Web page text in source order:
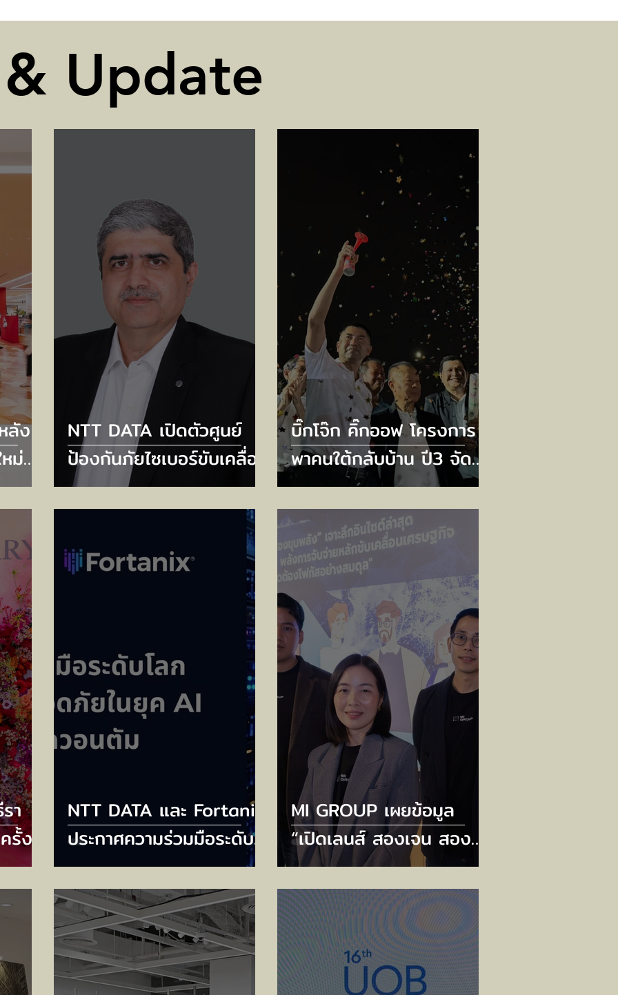
Update
ลัง
ม่
ที่
NTT DATA เปิดตัวศูนย์
ป้องกันภัยไซเบอร์ขับเคลื่อน
ด้วย AI ใหม่ 6 แห่ง ยก
ระดับความปลอดภัยไซเบอร์
รับมือภัยคุกคามยุค AI
บิ๊กโจ๊ก คิ๊กออฟ โครงการ
พาคนใต้กลับบ้าน ปี3 จัด
เที่ยวบินและบัสวีไอพี
รองรับเกือบ 700 ชีวิต
เปิดลงทะเบียน 20
พฤศจิกายนนี้
า
รั้ง
NTT DATA และ Fortanix
ประกาศความร่วมมือระดับ
โลก เพื่อเสริมความ
ปลอดภัยในยุค AI และหลัง
ยุควควอนตัม
MI GROUP เผยข้อมูล
“เปิดเลนส์ สองเจน สองขุม
พลัง” เจาะลึก Gen Z และ
Gen Horizon – พลังการ
จับจ่ายหลักขับเคลื่อน
เศรษฐกิจ ที่นักการตลาด
ต้องโฟกัสอย่างสมดุล